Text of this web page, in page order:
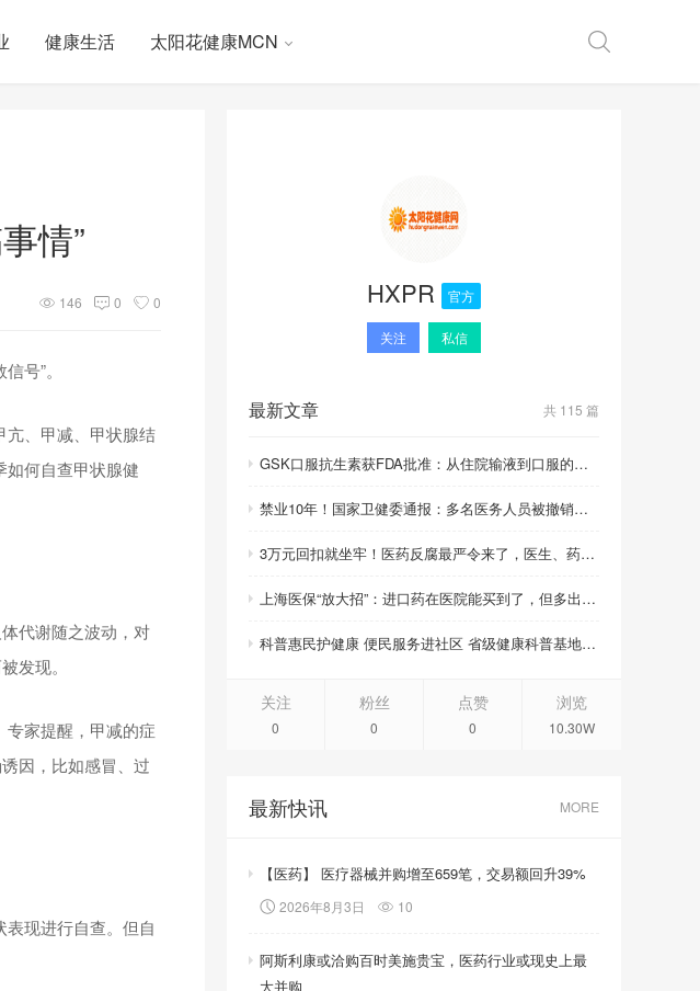
健康生活 太阳花健康MCN
情”
146 0 0
号”。
亢、甲减、甲状腺结
何自查甲状腺健
代谢随之波动，对
发现。
家提醒，甲减的症
因，比如感冒、过
现进行自查。但自
HXPR 官方
关注 私信
最新文章 共 115 篇
GSK口服抗生素获FDA批准：从住院输液到口服的里程碑
禁业10年！国家卫健委通报：多名医务人员被撤销职称职务、取消晋升资格
3万元回扣就坐牢！医药反腐最严令来了，医生、药企、医药代表将无一幸免
上海医保“放大招”：进口药在医院能买到了，但多出的钱你得自己掏！
科普惠民护健康 便民服务进社区 省级健康科普基地活动周启幕
关注
0
粉丝
0
点赞
0
浏览
10.30W
最新快讯 MORE
【医药】 医疗器械并购增至659笔，交易额回升39%
2026年8月3日 10
阿斯利康或洽购百时美施贵宝，医药行业或现史上最
大并购